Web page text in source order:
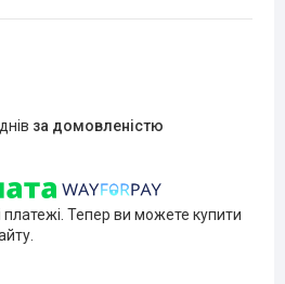
за домовленістю
платежі. Тепер ви можете купити